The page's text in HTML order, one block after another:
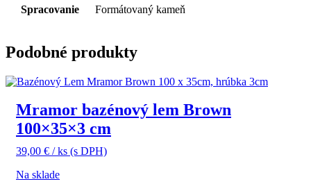
Spracovanie Formátovaný kameň
Podobné produkty
Mramor bazénový lem Brown
100×35×3 cm
39,00 € / ks (s DPH)
Na sklade